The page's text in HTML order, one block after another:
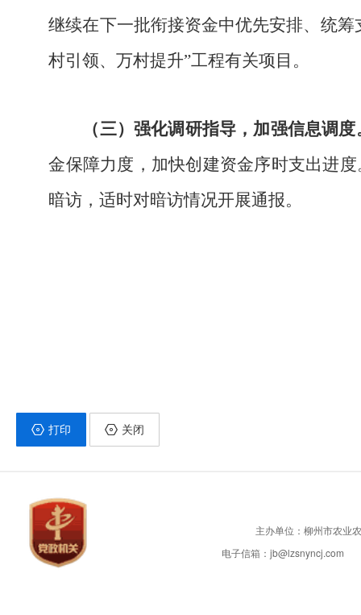
继续在下一批衔接资金中优先安排、统
村引领、万村提升”工程有关项目。
（三）强化调研指导，加强信息调度
金保障力度，加快创建资金序时支出进
暗访，适时对暗访情况开展通报。
打印 关闭
主办单位：柳州市农业
电子信箱：jb@lzsnyncj.com